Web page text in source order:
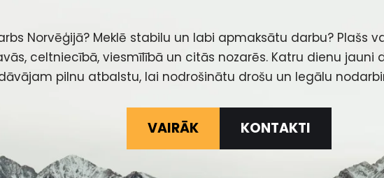
Norvēģijā? Meklē stabilu un labi apmaksātu darbu? Plašs
celtniecībā, viesmīlībā un citās nozarēs. Katru dienu jauni
pilnu atbalstu, lai nodrošinātu drošu un legālu
VAIRĀK KONTAKTI